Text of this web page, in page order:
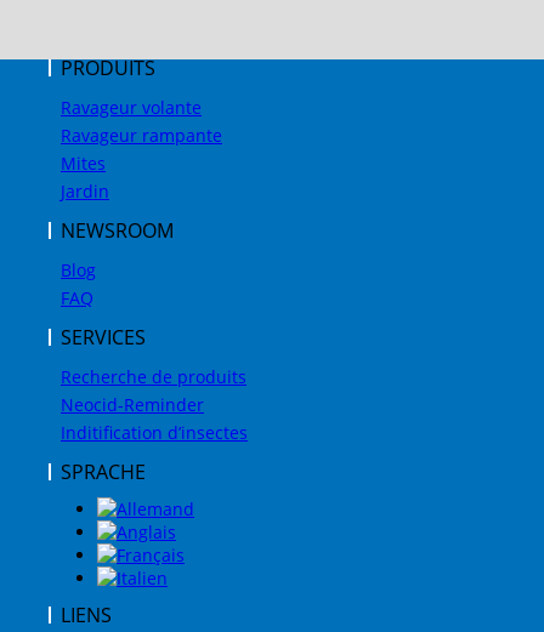
PRODUITS
Ravageur volante
Ravageur rampante
Mites
Jardin
NEWSROOM
Blog
FAQ
SERVICES
Recherche de produits
Neocid-Reminder
Inditification d’insectes
SPRACHE
LIENS